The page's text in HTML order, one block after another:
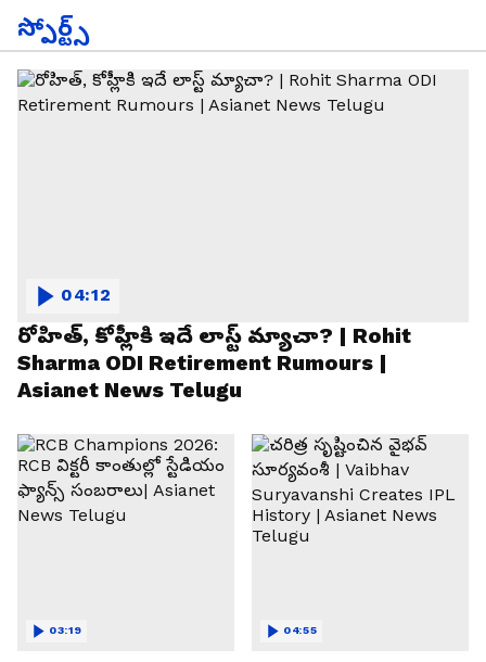
స్పోర్ట్స్
రోహిత్, కోహ్లీకి ఇదే లాస్ట్ మ్యాచా? | Rohit
Sharma ODI Retirement Rumours |
Asianet News Telugu
04:12
03:19 04:55